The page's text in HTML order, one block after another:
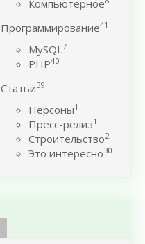
Компьютерное
Программирование41
MySQL7
PHP40
Статьи39
Персоны1
Пресс-релиз1
Строительство2
Это интересно30